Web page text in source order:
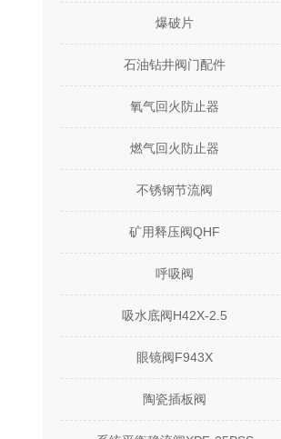
爆破片
石油钻井阀门配件
氧气回火防止器
燃气回火防止器
不锈钢节流阀
矿用释压阀QHF
呼吸阀
吸水底阀H42X-2.5
眼镜阀F943X
陶瓷插板阀